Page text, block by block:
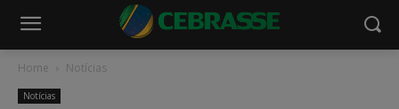
Home Notícias
Notícias